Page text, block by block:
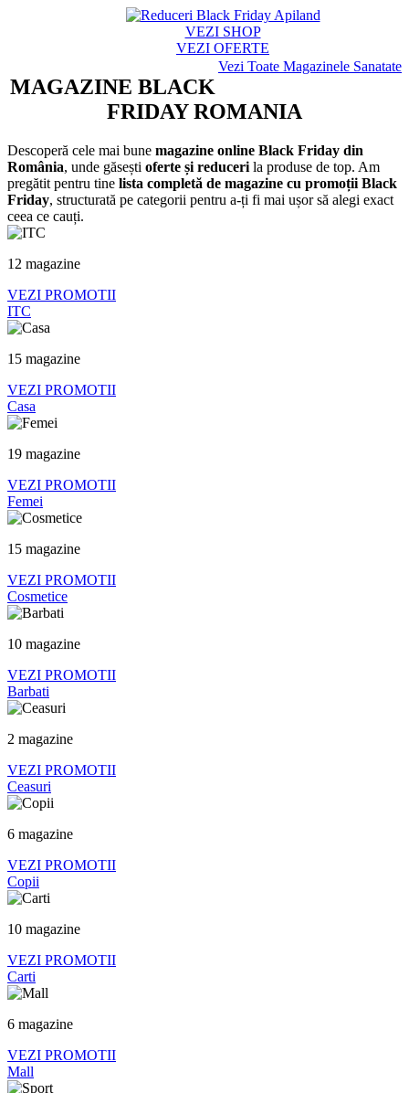
VEZI SHOP
VEZI OFERTE
Vezi Toate Magazinele Sanatate
MAGAZINE BLACK
FRIDAY ROMANIA
Descoperă cele mai bune magazine online Black Friday din
România, unde găsești oferte și reduceri la produse de top. Am
pregătit pentru tine lista completă de magazine cu promoții Black
Friday, structurată pe categorii pentru a-ți fi mai ușor să alegi exact
ceea ce cauți.
12 magazine
VEZI PROMOTII
ITC
15 magazine
VEZI PROMOTII
Casa
19 magazine
VEZI PROMOTII
Femei
15 magazine
VEZI PROMOTII
Cosmetice
10 magazine
VEZI PROMOTII
Barbati
2 magazine
VEZI PROMOTII
Ceasuri
6 magazine
VEZI PROMOTII
Copii
10 magazine
VEZI PROMOTII
Carti
6 magazine
VEZI PROMOTII
Mall